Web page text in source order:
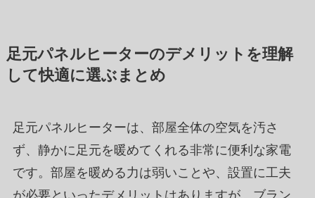
足元パネルヒーターのデメリットを理解
して快適に選ぶまとめ
足元パネルヒーターは、部屋全体の空気を汚さ
ず、静かに足元を暖めてくれる非常に便利な家電
です。部屋を暖める力は弱いことや、設置に工夫